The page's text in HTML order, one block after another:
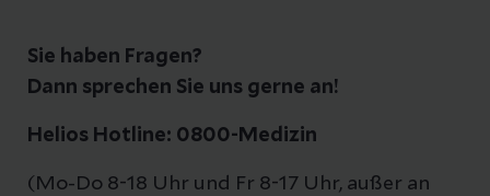
Sie haben Fragen?
Dann sprechen Sie uns gerne an!
Helios Hotline: 0800-Medizin
(Mo-Do 8-18 Uhr und Fr 8-17 Uhr, außer an